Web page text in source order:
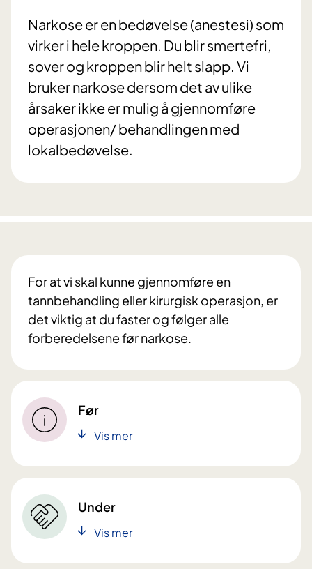
Narkose er en bedøvelse (anestesi) som
virker i hele kroppen. Du blir smertefri,
sover og kroppen blir helt slapp. Vi
bruker narkose dersom det av ulike
årsaker ikke er mulig å gjennomføre
operasjonen/ behandlingen med
lokalbedøvelse.
For at vi skal kunne gjennomføre en
tannbehandling eller kirurgisk operasjon, er
det viktig at du faster og følger alle
forberedelsene før narkose.
Før
Vis mer
Under
Vis mer